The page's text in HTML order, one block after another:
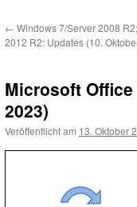
← Windows 7/Server 2008
2012 R2: Updates (10.
Microsoft
2023)
Veröffentlicht am 13. Oktober